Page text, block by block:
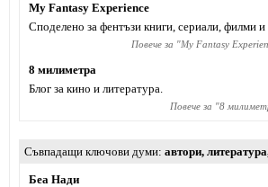
My Fantasy Experience
Споделено за фентъзи книги, сериали, филми и
Повече за "My Fantasy
8 милиметра
Блог за кино и литература.
Повече за "8
Съвпадащи ключови думи автори, литература
Беа Нади